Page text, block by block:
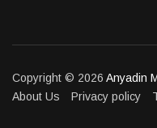
Copyright © 2026 Anyadin
About Us
Privacy policy